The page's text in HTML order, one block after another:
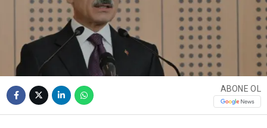
ABONE OL